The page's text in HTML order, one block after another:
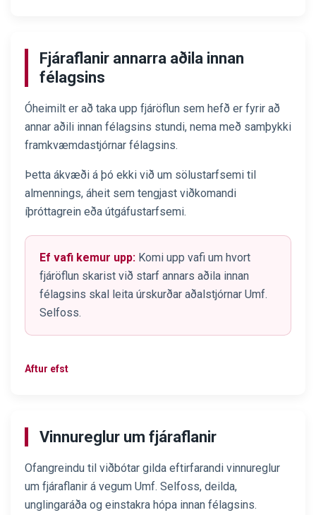
Fjáraflanir annarra aðila innan
félagsins
Óheimilt er að taka upp fjáröflun sem hefð er fyrir að
annar aðili innan félagsins stundi, nema með samþykki
framkvæmdastjórnar félagsins.
Þetta ákvæði á þó ekki við um sölustarfsemi til
almennings, áheit sem tengjast viðkomandi
íþróttagrein eða útgáfustarfsemi.
Ef vafi kemur upp: Komi upp vafi um hvort
fjáröflun skarist við starf annars aðila innan
félagsins skal leita úrskurðar aðalstjórnar Umf.
Selfoss.
Aftur efst
Vinnureglur um fjáraflanir
Ofangreindu til viðbótar gilda eftirfarandi vinnureglur
um fjáraflanir á vegum Umf. Selfoss, deilda,
unglingaráða og einstakra hópa innan félagsins.